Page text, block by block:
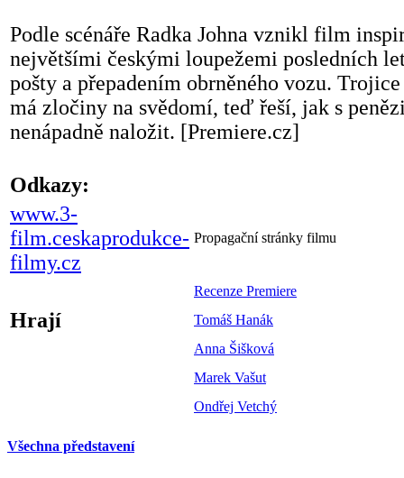
Podle scénáře Radka Johna vznikl film
největšími českými loupežemi posledních
pošty a přepadením obrněného vozu.
má zločiny na svědomí, teď řeší, jak s
nenápadně naložit. [Premiere.cz]
Odkazy:
www.3-
film.ceskaprodukce-
filmy.cz
Propagační stránky filmu
Recenze Premiere
Hrají
Tomáš Hanák
Anna Šišková
Marek Vašut
Ondřej Vetchý
Všechna představení